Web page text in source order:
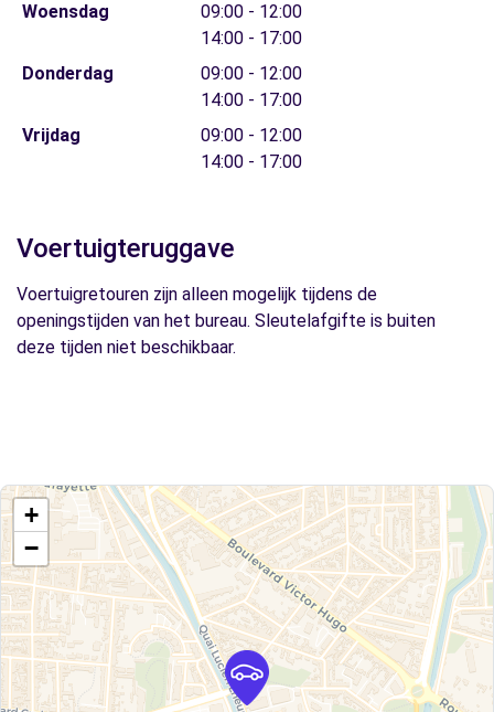
Woensdag
09:00 - 12:00
14:00 - 17:00
Donderdag
09:00 - 12:00
14:00 - 17:00
Vrijdag
09:00 - 12:00
14:00 - 17:00
Voertuigteruggave
Voertuigretouren zijn alleen mogelijk tijdens de
openingstijden van het bureau. Sleutelafgifte is buiten
deze tijden niet beschikbaar.
+
−